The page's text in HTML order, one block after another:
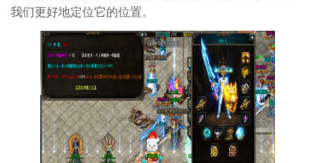
我们更好地定位它的位置。